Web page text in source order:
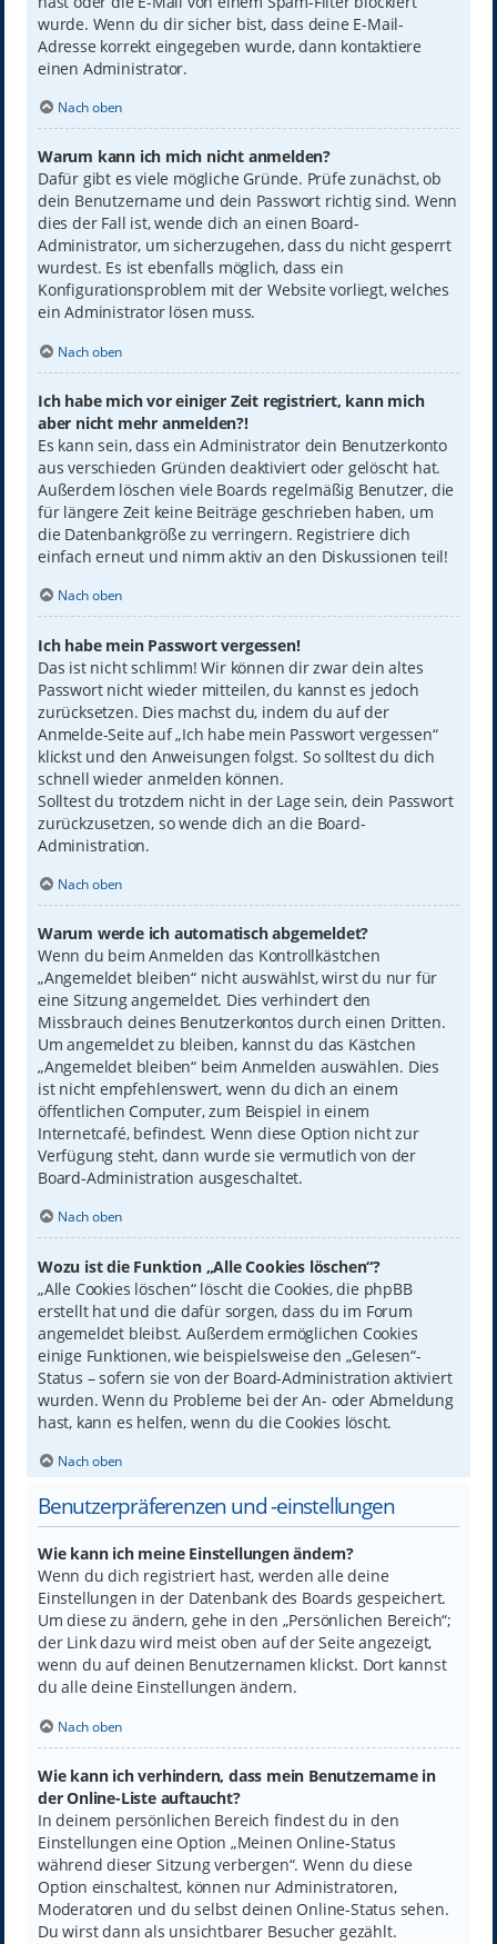
wurde. Wenn du dir sicher bist, dass deine E-Mail-
Adresse korrekt eingegeben wurde, dann kontaktiere
einen Administrator.
Nach oben
Warum kann ich mich nicht anmelden?
Dafür gibt es viele mögliche Gründe. Prüfe zunächst, ob
dein Benutzername und dein Passwort richtig sind. Wenn
dies der Fall ist, wende dich an einen Board-
Administrator, um sicherzugehen, dass du nicht gesperrt
wurdest. Es ist ebenfalls möglich, dass ein
Konfigurationsproblem mit der Website vorliegt, welches
ein Administrator lösen muss.
Nach oben
Ich habe mich vor einiger Zeit registriert, kann mich
aber nicht mehr anmelden?!
Es kann sein, dass ein Administrator dein Benutzerkonto
aus verschieden Gründen deaktiviert oder gelöscht hat.
Außerdem löschen viele Boards regelmäßig Benutzer, die
für längere Zeit keine Beiträge geschrieben haben, um
die Datenbankgröße zu verringern. Registriere dich
einfach erneut und nimm aktiv an den Diskussionen teil!
Nach oben
Ich habe mein Passwort vergessen!
Das ist nicht schlimm! Wir können dir zwar dein altes
Passwort nicht wieder mitteilen, du kannst es jedoch
zurücksetzen. Dies machst du, indem du auf der
Anmelde-Seite auf „Ich habe mein Passwort vergessen“
klickst und den Anweisungen folgst. So solltest du dich
schnell wieder anmelden können.
Solltest du trotzdem nicht in der Lage sein, dein Passwort
zurückzusetzen, so wende dich an die Board-
Administration.
Nach oben
Warum werde ich automatisch abgemeldet?
Wenn du beim Anmelden das Kontrollkästchen
„Angemeldet bleiben“ nicht auswählst, wirst du nur für
eine Sitzung angemeldet. Dies verhindert den
Missbrauch deines Benutzerkontos durch einen Dritten.
Um angemeldet zu bleiben, kannst du das Kästchen
„Angemeldet bleiben“ beim Anmelden auswählen. Dies
ist nicht empfehlenswert, wenn du dich an einem
öffentlichen Computer, zum Beispiel in einem
Internetcafé, befindest. Wenn diese Option nicht zur
Verfügung steht, dann wurde sie vermutlich von der
Board-Administration ausgeschaltet.
Nach oben
Wozu ist die Funktion „Alle Cookies löschen“?
„Alle Cookies löschen“ löscht die Cookies, die phpBB
erstellt hat und die dafür sorgen, dass du im Forum
angemeldet bleibst. Außerdem ermöglichen Cookies
einige Funktionen, wie beispielsweise den „Gelesen“-
Status – sofern sie von der Board-Administration aktiviert
wurden. Wenn du Probleme bei der An- oder Abmeldung
hast, kann es helfen, wenn du die Cookies löscht.
Nach oben
Benutzerpräferenzen und -einstellungen
Wie kann ich meine Einstellungen ändern?
Wenn du dich registriert hast, werden alle deine
Einstellungen in der Datenbank des Boards gespeichert.
Um diese zu ändern, gehe in den „Persönlichen Bereich“;
der Link dazu wird meist oben auf der Seite angezeigt,
wenn du auf deinen Benutzernamen klickst. Dort kannst
du alle deine Einstellungen ändern.
Nach oben
Wie kann ich verhindern, dass mein Benutzername in
der Online-Liste auftaucht?
In deinem persönlichen Bereich findest du in den
Einstellungen eine Option „Meinen Online-Status
während dieser Sitzung verbergen“. Wenn du diese
Option einschaltest, können nur Administratoren,
Moderatoren und du selbst deinen Online-Status sehen.
Du wirst dann als unsichtbarer Besucher gezählt.